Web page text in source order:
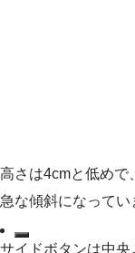
高さは4cmと低めで、
急な傾斜になってい
サイドボタンは中